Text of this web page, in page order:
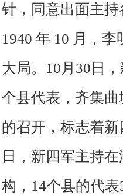
针，同意出面主
1940 年 10 月，李
大局。 10月 30 日
个县代表，齐集
的召开，标志着
日，新四军主持
构， 14个县的代表